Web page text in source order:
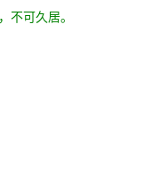
不可久居。